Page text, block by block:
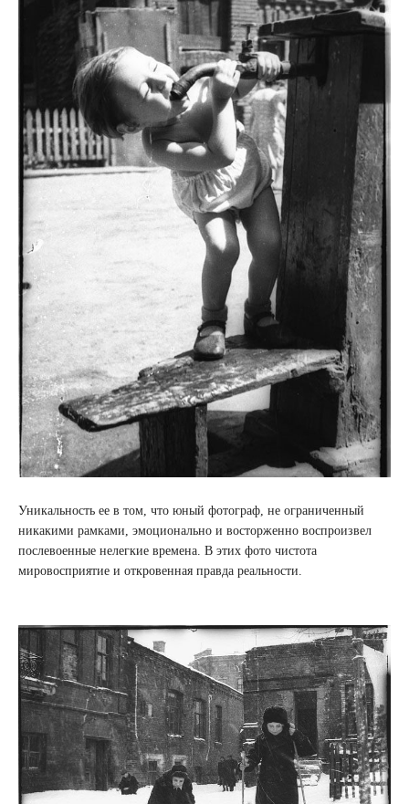
Уникальность ее в том, что юный фотограф, не ограниченный
никакими рамками, эмоционально и восторженно воспроизвел
послевоенные нелегкие времена. В этих фото чистота
мировосприятие и откровенная правда реальности.